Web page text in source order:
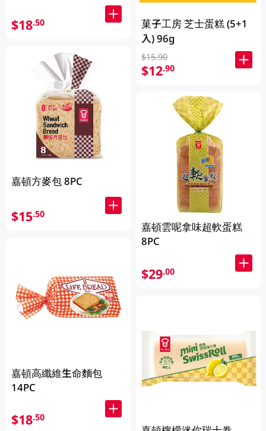
$18.50
嘉頓方麥包 8PC
$15.50
嘉頓高纖維生命麵包
14PC
$18.50
菓子工房 芝士蛋糕 (5+1
入) 96g
$15.90
$12.90
嘉頓雲呢拿味超軟蛋糕
8PC
$29.00